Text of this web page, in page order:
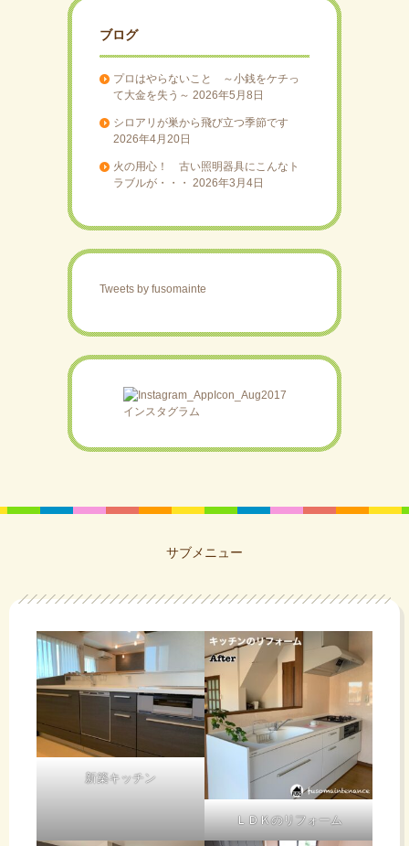
ブログ
プロはやらないこと ～小銭をケチっ
て大金を失う～ 2026年5月8日
シロアリが巣から飛び立つ季節です
2026年4月20日
火の用心！ 古い照明器具にこんなト
ラブルが・・・
2026年3月4日
Tweets by fusomainte
インスタグラム
サブメニュー
新築キッチン
ＬＤＫのリフォーム